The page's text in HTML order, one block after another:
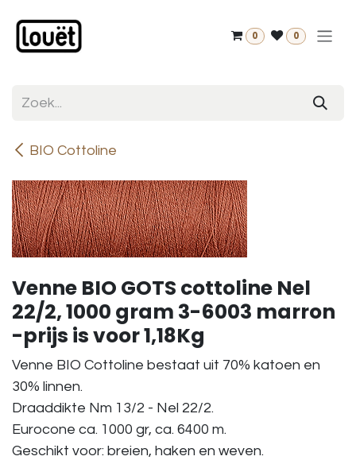
0 0
BIO Cottoline
Venne BIO GOTS cottoline Nel
22/2, 1000 gram 3-6003 marron
-prijs is voor 1,18Kg
Venne BIO Cottoline bestaat uit 70% katoen en
30% linnen.
Draaddikte Nm 13/2 - Nel 22/2.
Eurocone ca. 1000 gr, ca. 6400 m.
Geschikt voor: breien, haken en weven.